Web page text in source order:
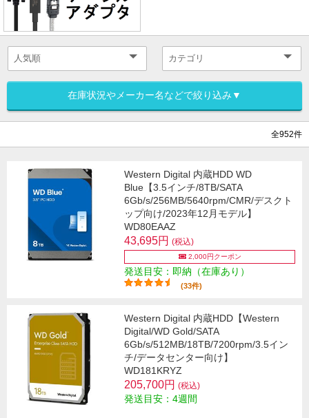
在庫状況やメーカー名などで絞り込み▼
全952件
Western Digital 内蔵HDD WD
Blue【3.5インチ/8TB/SATA
6Gb/s/256MB/5640rpm/CMR/デスクト
ップ向け/2023年12月モデル】
WD80EAAZ
43,695円 (税込)
2,000円クーポン
発送目安：即納（在庫あり）
(33件)
Western Digital 内蔵HDD【Western
Digital/WD Gold/SATA
6Gb/s/512MB/18TB/7200rpm/3.5イン
チ/データセンター向け】
WD181KRYZ
205,700円 (税込)
発送目安：4週間